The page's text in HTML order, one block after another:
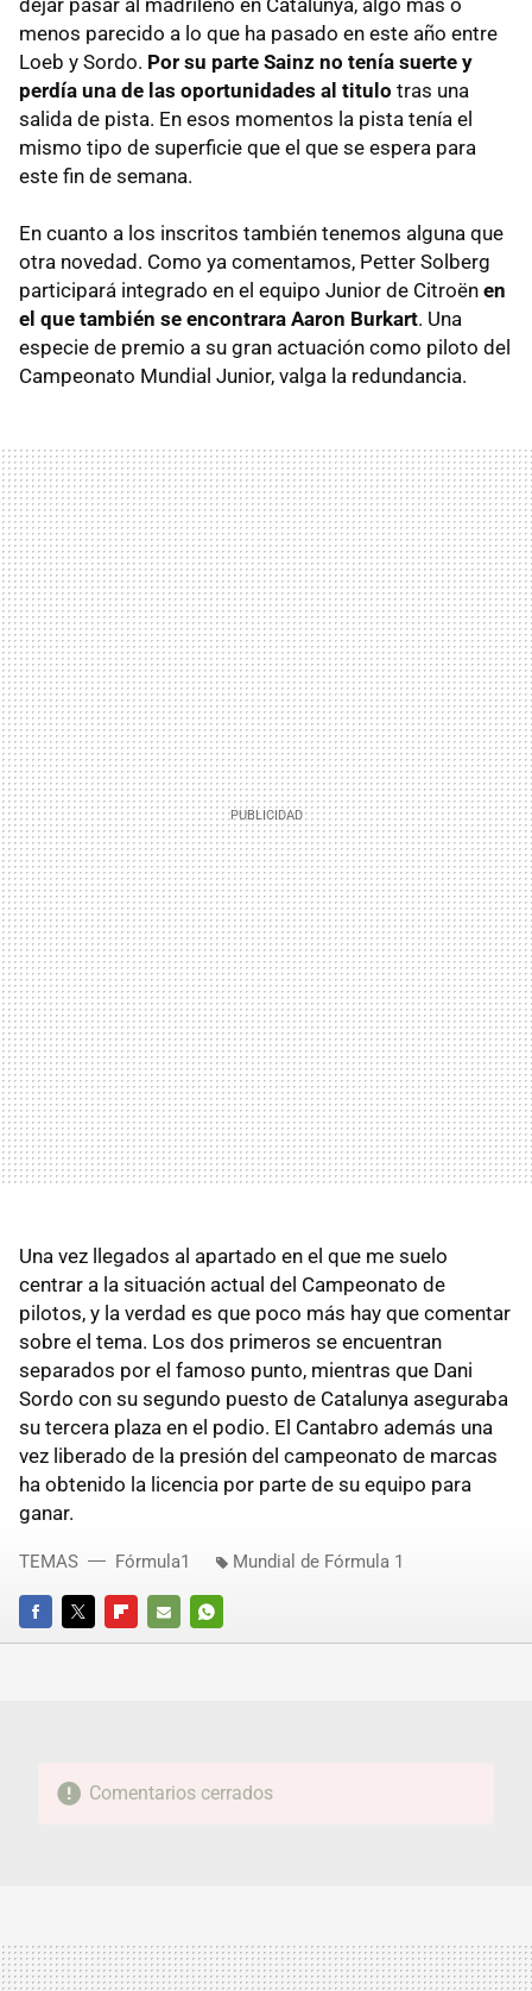
menos parecido a lo que ha pasado en este año entre
Loeb y Sordo. Por su parte Sainz no tenía suerte y
perdía una de las oportunidades al titulo tras una
salida de pista. En esos momentos la pista tenía el
mismo tipo de superficie que el que se espera para
este fin de semana.
En cuanto a los inscritos también tenemos alguna que
otra novedad. Como ya comentamos, Petter Solberg
participará integrado en el equipo Junior de Citroën en
el que también se encontrara Aaron Burkart. Una
especie de premio a su gran actuación como piloto del
Campeonato Mundial Junior, valga la redundancia.
Una vez llegados al apartado en el que me suelo
centrar a la situación actual del Campeonato de
pilotos, y la verdad es que poco más hay que comentar
sobre el tema. Los dos primeros se encuentran
separados por el famoso punto, mientras que Dani
Sordo con su segundo puesto de Catalunya aseguraba
su tercera plaza en el podio. El Cantabro además una
vez liberado de la presión del campeonato de marcas
ha obtenido la licencia por parte de su equipo para
ganar.
FACEBOOKTWITTERFLIPBOARD
E-
WHATSAPP
TEMAS Fórmula1 Mundial de Fórmula 1
Comentarios cerrados